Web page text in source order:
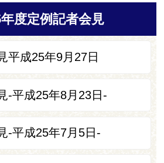
度定例記者会見
平成25年9月27日
-平成25年8月23日-
-平成25年7月5日-